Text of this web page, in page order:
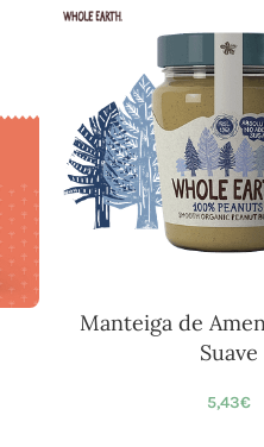
Manteiga de
Suave
5,43€